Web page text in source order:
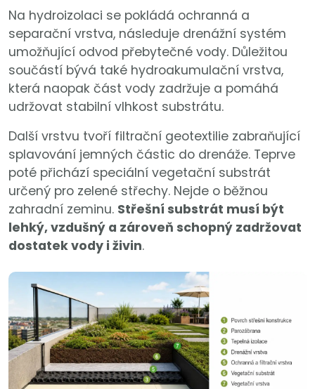
Na hydroizolaci se pokládá ochranná a
separační vrstva, následuje drenážní systém
umožňující odvod přebytečné vody. Důležitou
součástí bývá také hydroakumulační vrstva,
která naopak část vody zadržuje a pomáhá
udržovat stabilní vlhkost substrátu.
Další vrstvu tvoří filtrační geotextilie zabraňující
splavování jemných částic do drenáže. Teprve
poté přichází speciální vegetační substrát
určený pro zelené střechy. Nejde o běžnou
zahradní zeminu. Střešní substrát musí být
lehký, vzdušný a zároveň schopný zadržovat
dostatek vody i živin.